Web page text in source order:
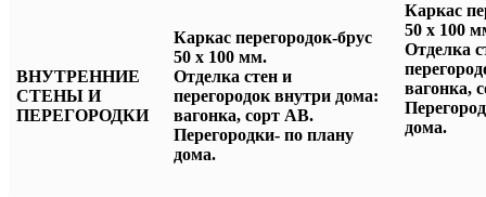
ВНУТРЕННИЕ
СТЕНЫ И
ПЕРЕГОРОДКИ
Каркас перегородок-брус
50 х 100 мм.
Отделка стен и
перегородок внутри дома:
вагонка, сорт АВ.
Перегородки- по плану
дома.
Каркас
50 х
Отделка
вагонка,
дома.